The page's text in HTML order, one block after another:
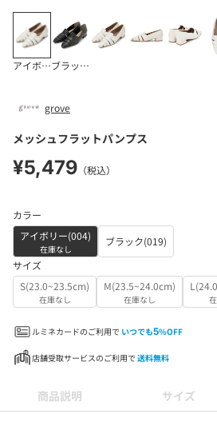
アイボリー(004)
ブラック(019)
grove
メッシュフラットパンプス
¥5,479 （税込）
カラー
アイボリー(004)
在庫なし
ブラック(019)
サイズ
S(23.0~23.5cm)
在庫なし
M(23.5~24.0cm)
在庫なし
ルミネカードのご利用で いつでも5%OFF
店舗受取サービスのご利用で 送料無料
商品説明 サイズ